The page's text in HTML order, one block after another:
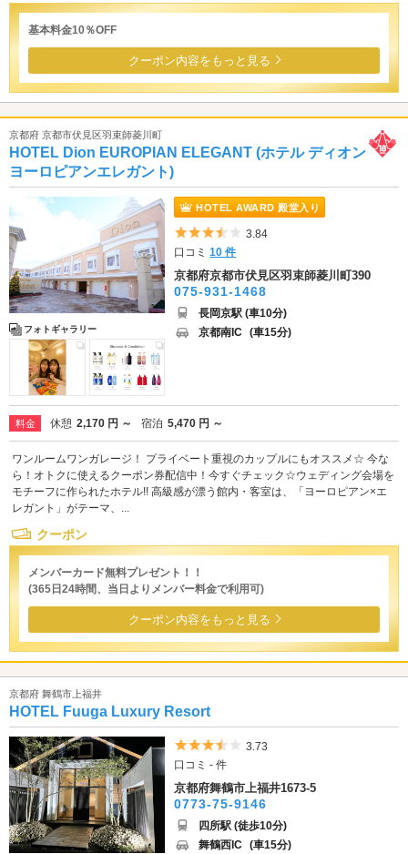
基本料金10％OFF
クーポン内容をもっと見る
京都府 京都市伏見区羽束師菱川町
HOTEL Dion EUROPIAN ELEGANT (ホテル ディオン
ヨーロピアンエレガント)
フォトギャラリー
HOTEL AWARD 殿堂入り
5つ星のうち3.5
3.84
口コミ10 件
京都府京都市伏見区羽束師菱川町390
075-931-1468
長岡京駅 (車10分)
京都南IC (車15分)
料金 休憩 2,170 円 ～ 宿泊 5,470 円 ～
ワンルームワンガレージ！ プライベート重視のカップルにもオススメ☆ 今な
ら！オトクに使えるクーポン券配信中！今すぐチェック☆ウェディング会場を
モチーフに作られたホテル!! 高級感が漂う館内・客室は、「ヨーロピアン×エ
レガント」がテーマ、...
クーポン
メンバーカード無料プレゼント！！
(365日24時間、当日よりメンバー料金で利用可)
クーポン内容をもっと見る
京都府 舞鶴市上福井
HOTEL Fuuga Luxury Resort
5つ星のうち3.5
3.73
口コミ - 件
京都府舞鶴市上福井1673-5
0773-75-9146
四所駅 (徒歩10分)
舞鶴西IC (車15分)